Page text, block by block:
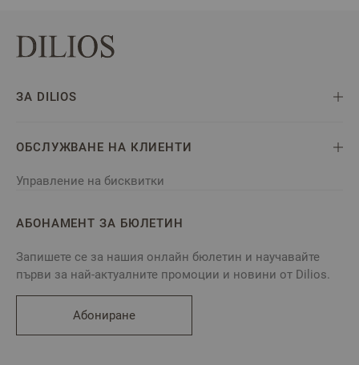
ЗА DILIOS
ОБСЛУЖВАНЕ НА КЛИЕНТИ
Управление на бисквитки
АБОНАМЕНТ ЗА БЮЛЕТИН
Запишете се за нашия онлайн бюлетин и научавайте
първи за най-актуалните промоции и новини от Dilios.
Абониране